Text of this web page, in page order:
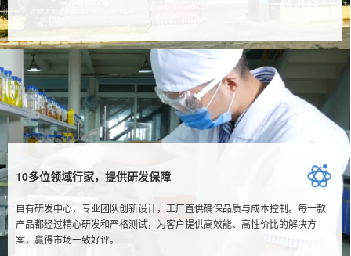
10多位领域行家，提供研发保障
自有研发中心，专业团队创新设计，工厂直供确保品质与成本控制。每一款
产品都经过精心研发和严格测试，为客户提供高效能、高性价比的解决方
案，赢得市场一致好评。